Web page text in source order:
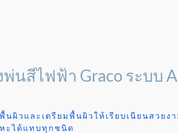
นสีไฟฟ้า Graco ระบบ
นผิวและเตรียมพื้นผิวให้เรียบเนียนสวย
หะได้แทบทุกชนิด